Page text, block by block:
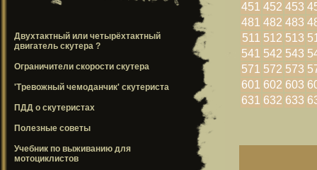
Двухтактный или четырёхтактный
двигатель скутера ?
Ограничители скорости скутера
'Тревожный чемоданчик' скутериста
ПДД о скутеристах
Полезные советы
Учебник по выживанию для
мотоциклистов
451 452 453
481 482 483
511 512 513
541 542 543
571 572 573
601 602 603
631 632 633